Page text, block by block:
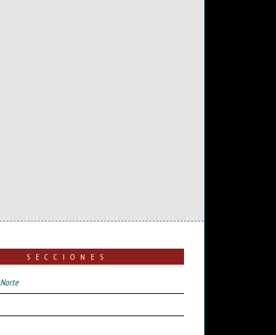
SECCIONES